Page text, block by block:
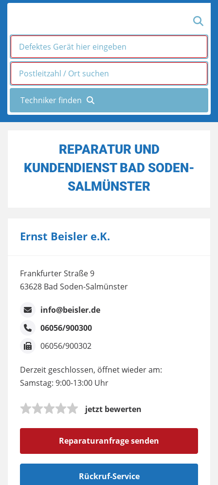
REPARATUR UND
KUNDENDIENST BAD SODEN-
SALMÜNSTER
Ernst Beisler e.K.
Frankfurter Straße 9
63628 Bad Soden-Salmünster
info@beisler.de
06056/900300
06056/900302
Derzeit geschlossen, öffnet wieder am:
Samstag: 9:00-13:00 Uhr
jetzt bewerten
Reparaturanfrage senden
Rückruf-Service